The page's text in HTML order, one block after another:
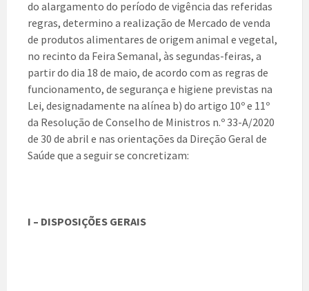
do alargamento do período de vigência das referidas
regras, determino a realização de Mercado de venda
de produtos alimentares de origem animal e vegetal,
no recinto da Feira Semanal, às segundas-feiras, a
partir do dia 18 de maio, de acordo com as regras de
funcionamento, de segurança e higiene previstas na
Lei, designadamente na alínea b) do artigo 10º e 11º
da Resolução de Conselho de Ministros n.º 33-A/2020
de 30 de abril e nas orientações da Direção Geral de
Saúde que a seguir se concretizam:
I – DISPOSIÇÕES GERAIS